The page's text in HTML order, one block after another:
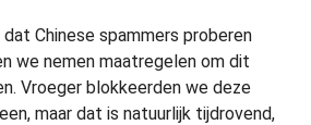
Chinese spammers proberen
we nemen maatregelen om dit
Vroeger blokkeerden we deze
maar dat is natuurlijk tijdrovend,